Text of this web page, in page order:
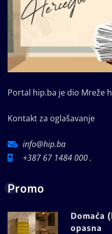
Portal hip.ba je dio Mreže
Kontakt za oglašavanje
info@hip.ba
+387 67 1484 000 .
Promo
Domaća
opasna